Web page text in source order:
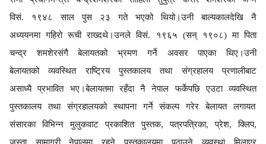
विसं. १९४८ साल पुस २३ गते भएको थियो।उनी बाल्यकालदेखि नै
अध्ययनमा गहिरो रूची राख्दथे।उनले विसं. १९६५ (सन् १९०८)मापिता
चन्द्र शमशेरसंगैबेलायतकोभ्रमणगर्ने अवसर पाएका थिए।उनी
बेलायतको व्यवस्थित राष्ट्रिय पुस्तकालय तथा संग्रहालय प्रणालीबाट
असाध्यै प्रभावित भए।बेलायतमा रहँदा नैनेपाल फर्केपछिएउटा व्यवस्थित
पुस्तकालयतथा संग्रहालयको स्थापना गर्ने संकल्प गरेरबेलायत लगायत
संसारका विभिन्न मुलुकवाट प्रकाशित पुस्तक, पत्रपत्रिका, प्रेश, क्लिप,